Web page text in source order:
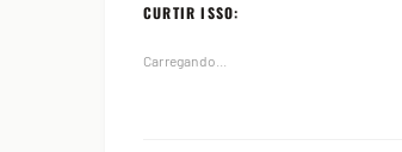
CURTIR ISSO:
Carregando...